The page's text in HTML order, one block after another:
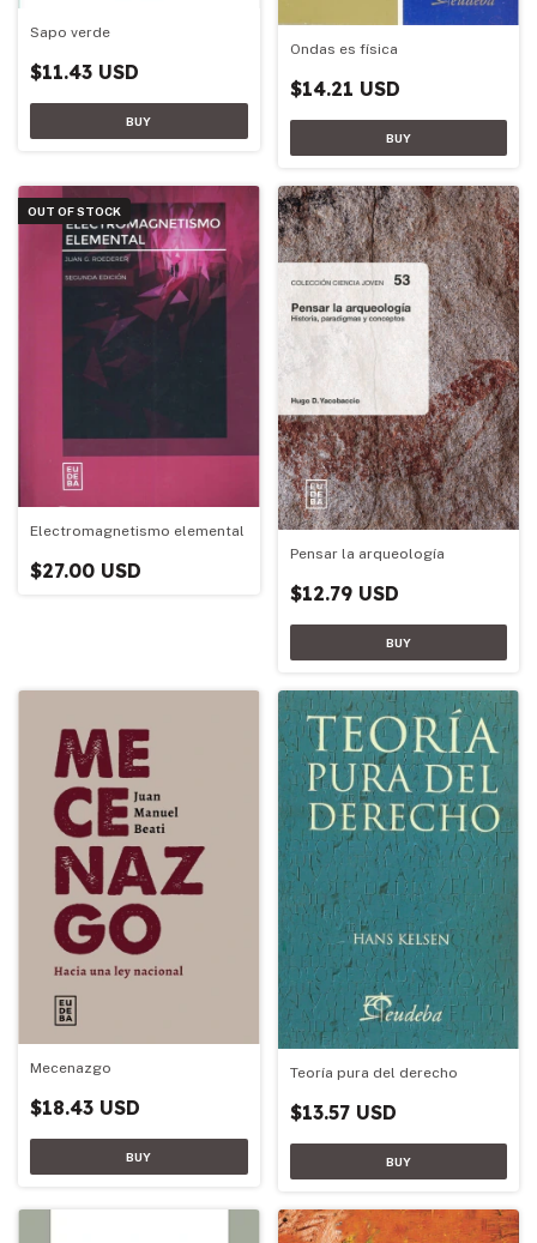
Sapo verde
$11.43 USD
Ondas es física
$14.21 USD
OUT OF STOCK
Electromagnetismo elemental
$27.00 USD
Pensar la arqueología
$12.79 USD
Mecenazgo
$18.43 USD
Teoría pura del derecho
$13.57 USD